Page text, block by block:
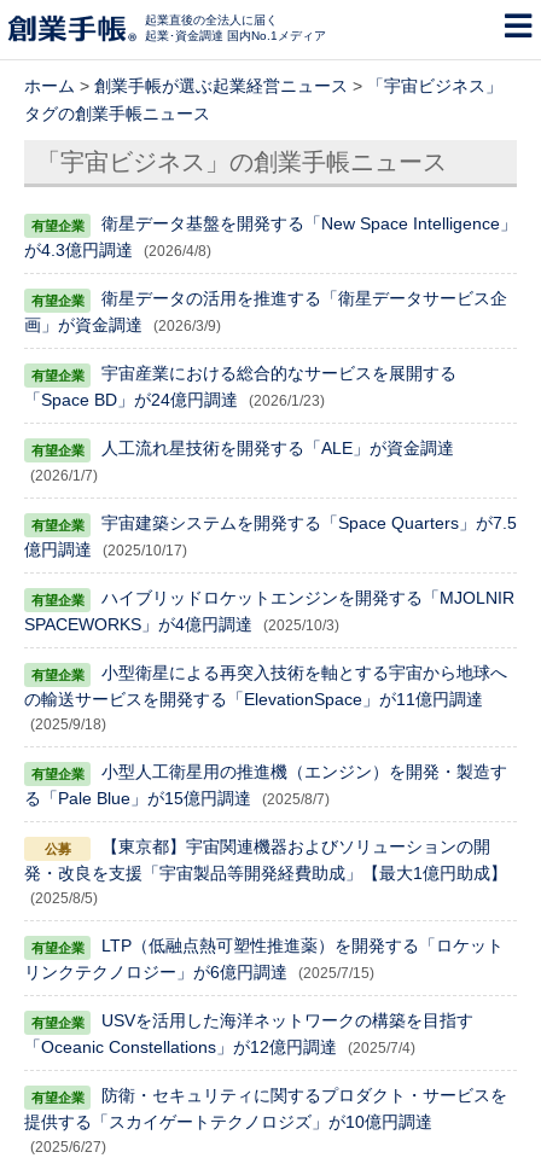
起業直後の全法人に届く
起業･資金調達 国内No.1メディア
ホーム > 創業手帳が選ぶ起業経営ニュース >
「宇宙ビジネス」
タグの創業手帳ニュース
「宇宙ビジネス」の創業手帳ニュース
衛星データ基盤を開発する「New Space Intelligence」
が4.3億円調達
(2026/4/8)
衛星データの活用を推進する「衛星データサービス企
画」が資金調達
(2026/3/9)
宇宙産業における総合的なサービスを展開する
「Space BD」が24億円調達
(2026/1/23)
人工流れ星技術を開発する「ALE」が資金調達
(2026/1/7)
宇宙建築システムを開発する「Space Quarters」が7.5
億円調達
(2025/10/17)
ハイブリッドロケットエンジンを開発する「MJOLNIR
SPACEWORKS」が4億円調達
(2025/10/3)
小型衛星による再突入技術を軸とする宇宙から地球へ
の輸送サービスを開発する「ElevationSpace」が11億円調達
(2025/9/18)
小型人工衛星用の推進機（エンジン）を開発・製造す
る「Pale Blue」が15億円調達
(2025/8/7)
【東京都】宇宙関連機器およびソリューションの開
発・改良を支援「宇宙製品等開発経費助成」【最大1億円助成】
(2025/8/5)
LTP（低融点熱可塑性推進薬）を開発する「ロケット
リンクテクノロジー」が6億円調達
(2025/7/15)
USVを活用した海洋ネットワークの構築を目指す
「Oceanic Constellations」が12億円調達
(2025/7/4)
防衛・セキュリティに関するプロダクト・サービスを
提供する「スカイゲートテクノロジズ」が10億円調達
(2025/6/27)